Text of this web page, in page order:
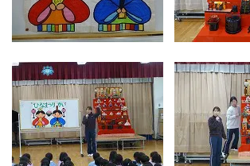
お知らせ
フォトギャラリー よ
プライバシーポリシー